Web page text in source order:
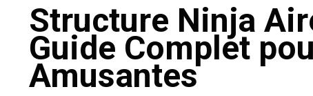
Structure Ninja
Guide Complet
Amusantes